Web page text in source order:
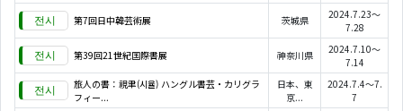
第7回日中韓芸術展 茨城県
2024.7.23～
7.28
第39回21世紀国際書展 神奈川県
2024.7.10～
7.14
旅人の書：視聿(시율) ハングル書芸・カリグラ
フィー...
日本、東
京...
2024.7.4～7.
7